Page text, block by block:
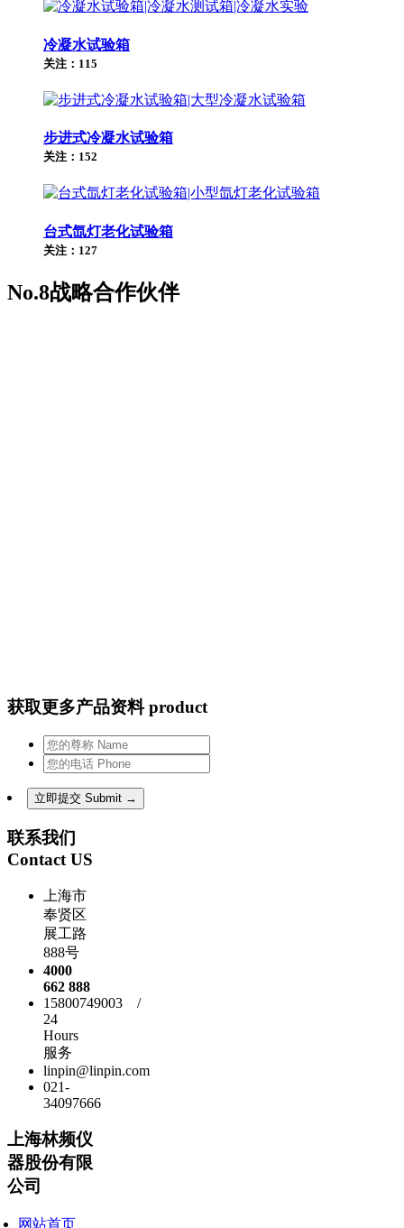
冷凝水试验箱
关注：115
步进式冷凝水试验箱
关注：152
台式氙灯老化试验箱
关注：127
No.8战略合作伙伴
获取更多产品资料 product
联系我们
Contact US
上海市
奉贤区
展工路
888号
4000
662 888
15800749003 /
24
Hours
服务
linpin@linpin.com
021-
34097666
上海林频仪
器股份有限
公司
网站首页